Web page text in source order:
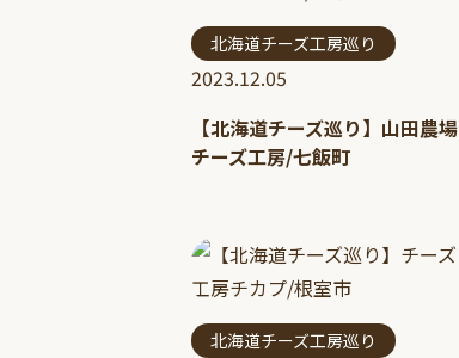
北海道チーズ工房巡り
2023.12.05
【北海道チーズ巡り】山田農場
チーズ工房/七飯町
北海道チーズ工房巡り